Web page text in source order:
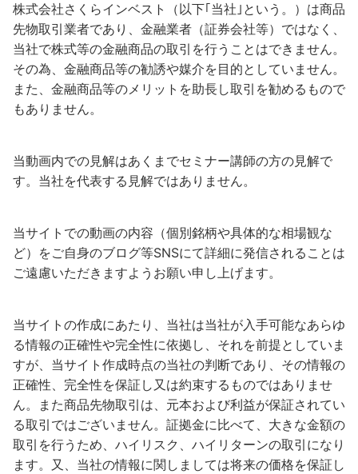
株式会社さくらインベスト（以下｢当社｣という。）は商品
先物取引業者であり、金融業者（証券会社等）ではなく、
当社で株式等の金融商品の取引を行うことはできません。
その為、金融商品等の勧誘や媒介を目的としていません。
また、金融商品等のメリットを助長し取引を勧めるもので
もありません。
当動画内での見解はあくまでセミナー講師の方の見解で
す。当社を代表する見解ではありません。
当サイトでの動画の内容（個別銘柄や具体的な相場観な
ど）をご自身のブログ等SNSにて詳細に発信されることは
ご遠慮いただきますようお願い申し上げます。
当サイトの作成にあたり、当社は当社が入手可能なあらゆ
る情報の正確性や完全性に依拠し、それを前提としていま
すが、当サイト作成時点の当社の判断であり、その情報の
正確性、完全性を保証し又は約束するものではありませ
ん。また商品先物取引は、元本および利益が保証されてい
る取引ではございません。証拠金に比べて、大きな金額の
取引を行うため、ハイリスク、ハイリターンの取引になり
ます。又、当社の情報に関しましては将来の価格を保証し